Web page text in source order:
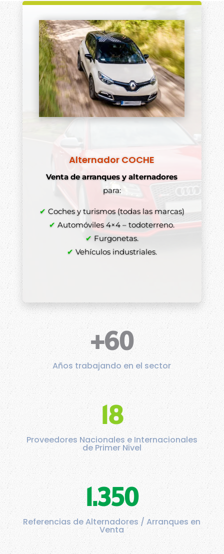
Alternador COCHE
Venta de arranques y alternadores
para:
✔ Coches y turismos (todas las marcas)
✔ Automóviles 4×4 – todoterreno.
✔ Furgonetas.
✔ Vehículos industriales.
+60
Años trabajando en el sector
18
Proveedores Nacionales e Internacionales
de Primer Nivel
1.350
Referencias de Alternadores / Arranques en
Venta